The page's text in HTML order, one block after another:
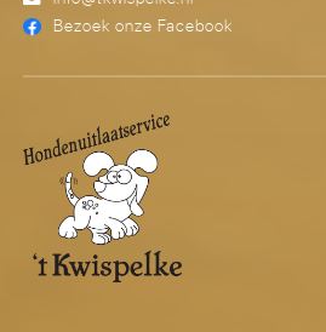
Bezoek onze Facebook